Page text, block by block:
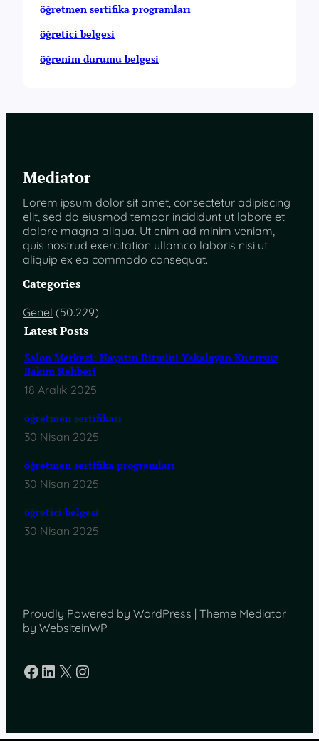
öğretmen sertifika programları
öğretici belgesi
öğrenim durumu belgesi
Mediator
Lorem ipsum dolor sit amet, consectetur adipiscing
elit, sed do eiusmod tempor incididunt ut labore et
dolore magna aliqua. Ut enim ad minim veniam,
quis nostrud exercitation ullamco laboris nisi ut
aliquip ex ea commodo consequat.
Categories
Genel (50.229)
Latest Posts
Salon Merkezi: Hayatın Ritmini Yakalayan Kusursuz
Bakım Rehberi
18 Aralık 2025
öğretmen sertifikası
30 Nisan 2025
öğretmen sertifika programları
30 Nisan 2025
öğretici belgesi
30 Nisan 2025
Proudly Powered by WordPress | Theme Mediator
by WebsiteinWP
Facebook
LinkedIn
X Instagram